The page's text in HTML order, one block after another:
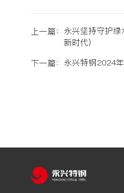
上一篇： 永兴坚持守护
新时代）
下一篇： 永兴特钢2024